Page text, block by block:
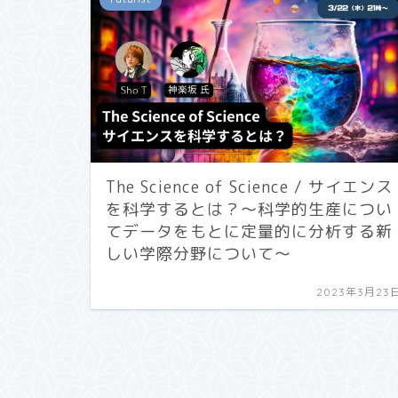
The Science of Science / サイエンス
を科学するとは？〜科学的生産につい
てデータをもとに定量的に分析する新
しい学際分野について〜
2023年3月23